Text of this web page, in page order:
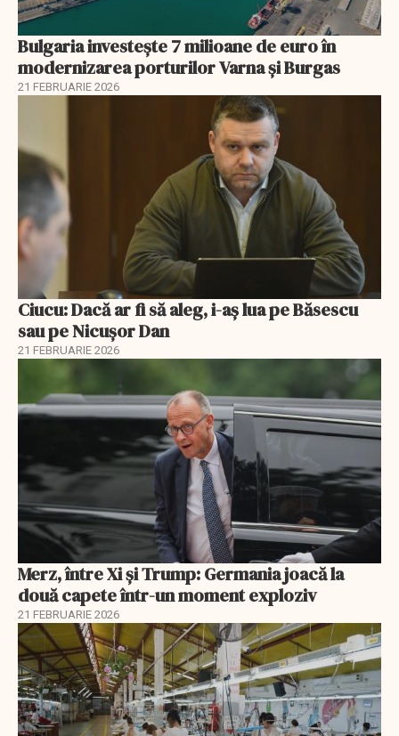
Bulgaria investește 7 milioane de euro în
modernizarea porturilor Varna și Burgas
21 FEBRUARIE 2026
Ciucu: Dacă ar fi să aleg, i-aș lua pe Băsescu
sau pe Nicușor Dan
21 FEBRUARIE 2026
Merz, între Xi și Trump: Germania joacă la
două capete într-un moment exploziv
21 FEBRUARIE 2026